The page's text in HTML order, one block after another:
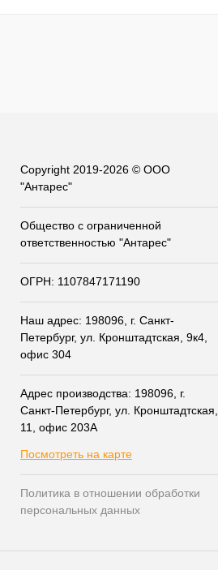
Copyright 2019-2026 © ООО
"Антарес"
Общество с ограниченной
ответственностью "Антарес"
ОГРН: 1107847171190
Наш адрес: 198096, г. Санкт-
Петербург, ул. Кронштадтская, 9к4,
офис 304
Адрес производства: 198096, г.
Санкт-Петербург, ул. Кронштадтская,
11, офис 203А
Посмотреть на карте
Политика в отношении обработки
персональных данных